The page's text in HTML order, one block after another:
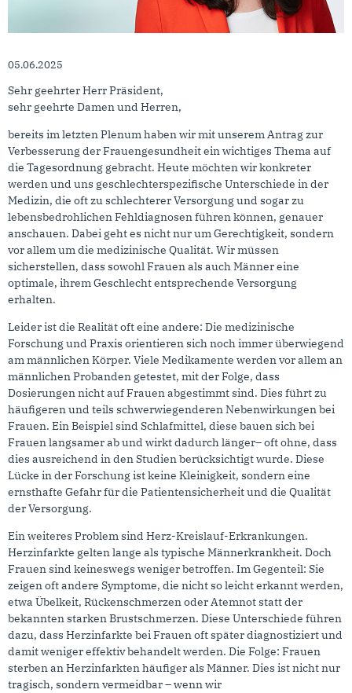
05.06.2025
Sehr geehrter Herr Präsident,
sehr geehrte Damen und Herren,
bereits im letzten Plenum haben wir mit unserem Antrag zur
Verbesserung der Frauengesundheit ein wichtiges Thema auf
die Tagesordnung gebracht. Heute möchten wir konkreter
werden und uns geschlechterspezifische Unterschiede in der
Medizin, die oft zu schlechterer Versorgung und sogar zu
lebensbedrohlichen Fehldiagnosen führen können, genauer
anschauen. Dabei geht es nicht nur um Gerechtigkeit, sondern
vor allem um die medizinische Qualität. Wir müssen
sicherstellen, dass sowohl Frauen als auch Männer eine
optimale, ihrem Geschlecht entsprechende Versorgung
erhalten.
Leider ist die Realität oft eine andere: Die medizinische
Forschung und Praxis orientieren sich noch immer überwiegend
am männlichen Körper. Viele Medikamente werden vor allem an
männlichen Probanden getestet, mit der Folge, dass
Dosierungen nicht auf Frauen abgestimmt sind. Dies führt zu
häufigeren und teils schwerwiegenderen Nebenwirkungen bei
Frauen. Ein Beispiel sind Schlafmittel, diese bauen sich bei
Frauen langsamer ab und wirkt dadurch länger– oft ohne, dass
dies ausreichend in den Studien berücksichtigt wurde. Diese
Lücke in der Forschung ist keine Kleinigkeit, sondern eine
ernsthafte Gefahr für die Patientensicherheit und die Qualität
der Versorgung.
Ein weiteres Problem sind Herz-Kreislauf-Erkrankungen.
Herzinfarkte gelten lange als typische Männerkrankheit. Doch
Frauen sind keineswegs weniger betroffen. Im Gegenteil: Sie
zeigen oft andere Symptome, die nicht so leicht erkannt werden,
etwa Übelkeit, Rückenschmerzen oder Atemnot statt der
bekannten starken Brustschmerzen. Diese Unterschiede führen
dazu, dass Herzinfarkte bei Frauen oft später diagnostiziert und
damit weniger effektiv behandelt werden. Die Folge: Frauen
sterben an Herzinfarkten häufiger als Männer. Dies ist nicht nur
tragisch, sondern vermeidbar – wenn wir